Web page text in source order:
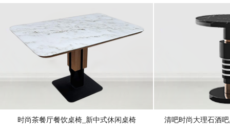
时尚茶餐厅餐饮桌椅_新中式休闲桌椅 清吧时尚大理石酒